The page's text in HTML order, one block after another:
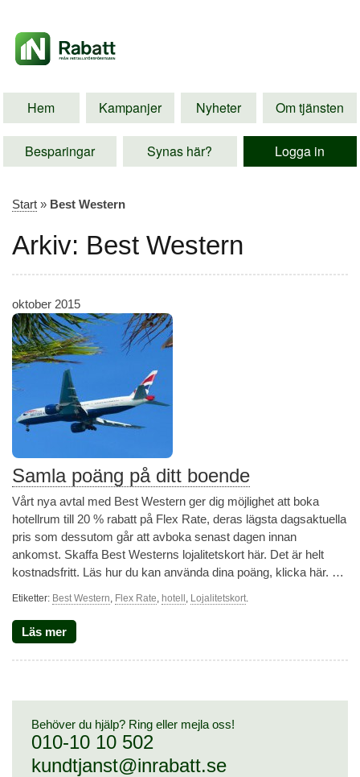
Hem Kampanjer Nyheter Om tjänsten
Besparingar Synas här? Logga in
Start » Best Western
Arkiv: Best Western
oktober 2015
Samla poäng på ditt boende
Vårt nya avtal med Best Western ger dig möjlighet att boka
hotellrum till 20 % rabatt på Flex Rate, deras lägsta dagsaktuella
pris som dessutom går att avboka senast dagen innan
ankomst. Skaffa Best Westerns lojalitetskort här. Det är helt
kostnadsfritt. Läs hur du kan använda dina poäng, klicka här. …
Etiketter: Best Western Flex Rate hotell Lojalitetskort
Läs mer
Behöver du hjälp? Ring eller mejla oss!
010-10 10 502
kundtjanst@inrabatt.se